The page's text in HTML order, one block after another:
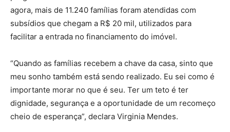
agora, mais de 11.240 famílias foram atendidas com
subsídios que chegam a R$ 20 mil, utilizados para
facilitar a entrada no financiamento do imóvel.
“Quando as famílias recebem a chave da casa, sinto que
meu sonho também está sendo realizado. Eu sei como é
importante morar no que é seu. Ter um teto é ter
dignidade, segurança e a oportunidade de um recomeço
cheio de esperança”, declara Virginia Mendes.